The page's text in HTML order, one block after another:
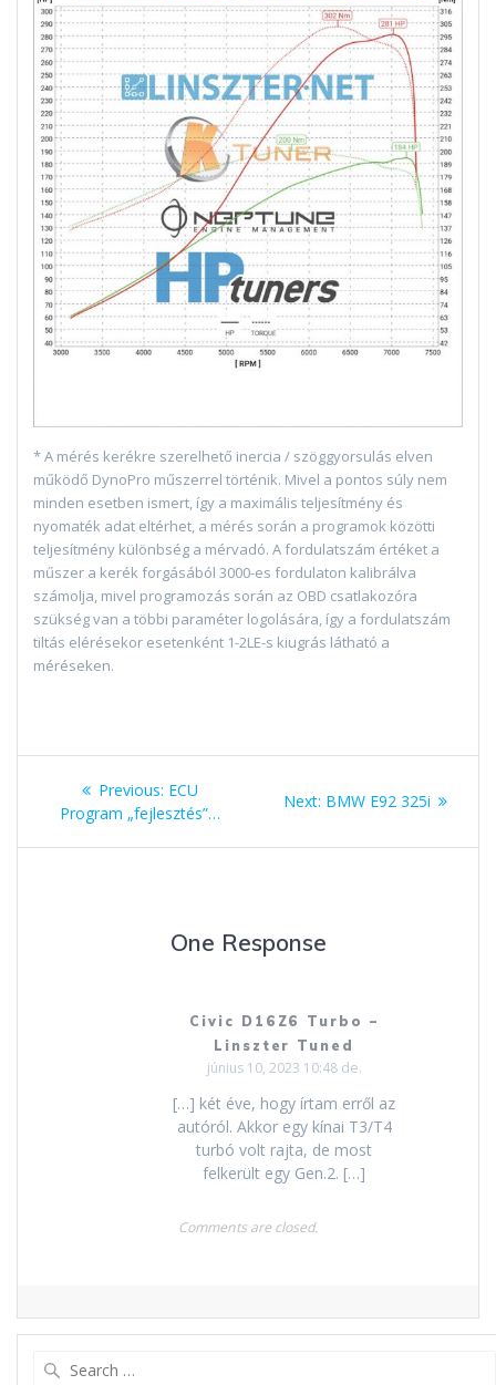
* A mérés kerékre szerelhető inercia / szöggyorsulás elven
működő DynoPro műszerrel történik. Mivel a pontos súly nem
minden esetben ismert, így a maximális teljesítmény és
nyomaték adat eltérhet, a mérés során a programok közötti
teljesítmény különbség a mérvadó. A fordulatszám értéket a
műszer a kerék forgásából 3000-es fordulaton kalibrálva
számolja, mivel programozás során az OBD csatlakozóra
szükség van a többi paraméter logolására, így a fordulatszám
tiltás elérésekor esetenként 1-2LE-s kiugrás látható a
méréseken.
Bejegyzés
navigáció
Previous: Previous
post:
ECU
Program „fejlesztés”…
Next: Next
BMW E92 325i
One Response
Civic D16Z6 Turbo –
Linszter Tuned
június 10, 2023 10:48 de.
[…] két éve, hogy írtam erről az
autóról. Akkor egy kínai T3/T4
turbó volt rajta, de most
felkerült egy Gen.2. […]
Comments are closed.